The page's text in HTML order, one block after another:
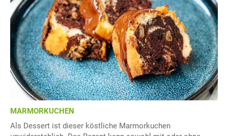
MARMORKUCHEN
Als Dessert ist dieser köstliche Marmorkuchen